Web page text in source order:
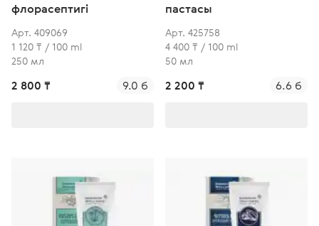
флорасептигі
Арт. 409069
1 120 ₸ / 100 ml
250 мл
2 800 ₸ 9.0 б
пастасы
Арт. 425758
4 400 ₸ / 100 ml
50 мл
2 200 ₸ 6.6 б